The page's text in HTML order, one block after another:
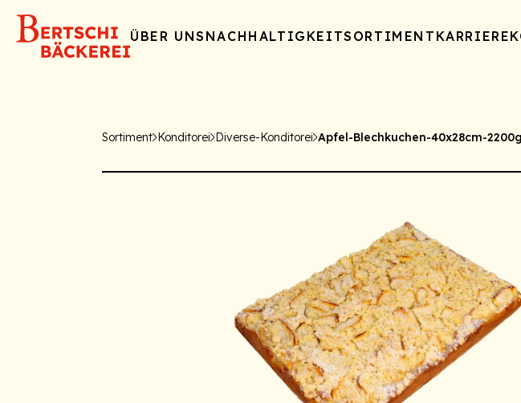
ÜBER UNS NACHHALTIGKEITSORTIMENT KARRIERE
Sortiment Konditorei Diverse-Konditorei Apfel-Blechkuchen-40x28cm-2200g